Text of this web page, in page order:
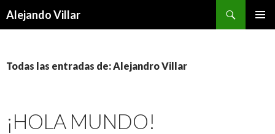
Alejando Villar
Todas las entradas de: Alejandro Villar
¡HOLA MUNDO!